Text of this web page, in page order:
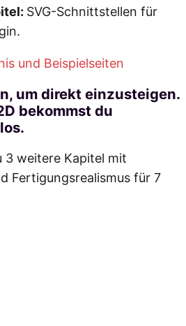
SVG-Schnittstellen für
und Beispielseiten
um direkt einzusteigen.
bekommst du
.
3 weitere Kapitel mit
Fertigungsrealismus für 7